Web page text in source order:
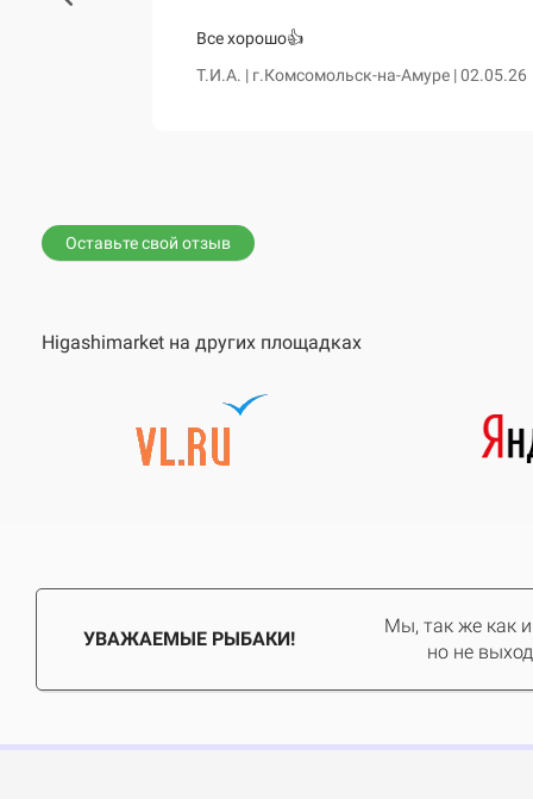
Все хорошо👍
Т.И.А. | г.Комсомольск-на-Амуре | 02.05.26
Оставьте свой отзыв
Higashimarket на других площадках
УВАЖАЕМЫЕ РЫБАКИ!
Мы, так же как
но не